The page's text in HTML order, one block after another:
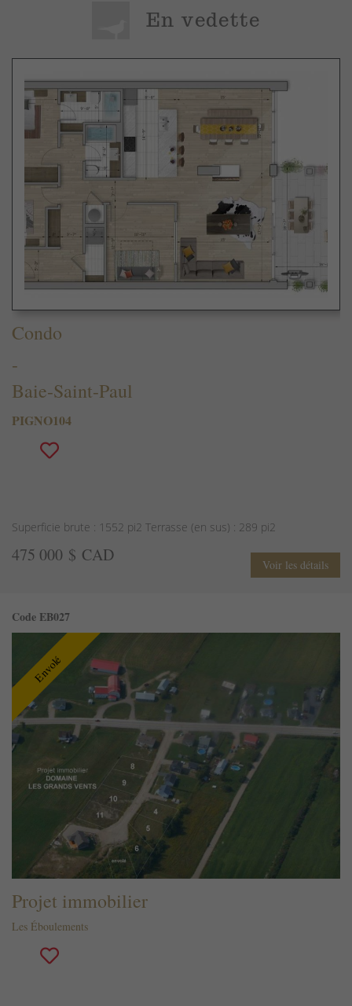
En vedette
Condo
-
Baie-Saint-Paul
PIGNO104
Superficie brute : 1552 pi2 Terrasse (en sus) : 289 pi2
475 000 $ CAD Voir les détails
Code EB027
Envolé
Projet immobilier
Les Éboulements